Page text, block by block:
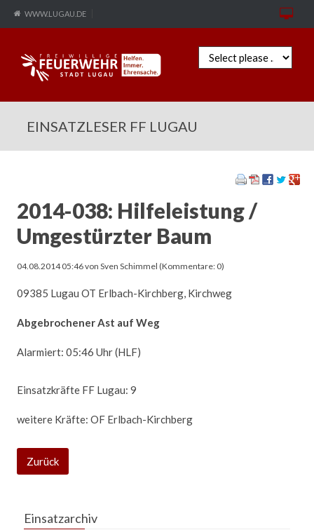
WWW.LUGAU.DE
Zielseite
EINSATZLESER FF LUGAU
2014-038: Hilfeleistung /
Umgestürzter Baum
04.08.2014 05:46von Sven Schimmel (Kommentare: 0)
09385 Lugau OT Erlbach-Kirchberg, Kirchweg
Abgebrochener Ast auf Weg
Alarmiert: 05:46 Uhr (HLF)
Einsatzkräfte FF Lugau: 9
weitere Kräfte: OF Erlbach-Kirchberg
Zurück
Einsatzarchiv